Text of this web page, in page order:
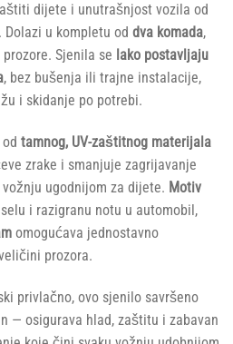
dijete i unutrašnjost vozila od
u kompletu od dva komada,
Sjenila se lako postavljaju
, bez bušenja ili trajne instalacije,
i skidanje po potrebi.
tamnog, UV-zaštitnog materijala
zrake i smanjuje zagrijavanje
ugodnijom za dijete. Motiv
i razigranu notu u automobil,
omogućava jednostavno
prozora.
privlačno, ovo sjenilo savršeno
— osigurava hlad, zaštitu i zabavan